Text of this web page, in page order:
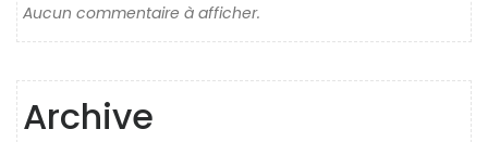
Aucun commentaire à afficher.
Archive